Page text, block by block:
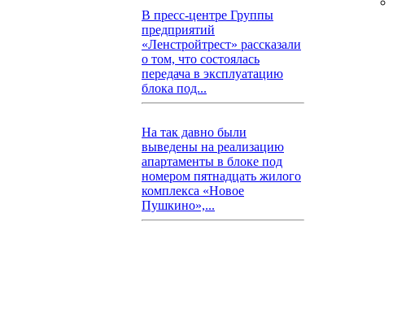
В пресс-центре Группы
предприятий
«Ленстройтрест» рассказали
о том, что состоялась
передача в эксплуатацию
блока под...
На так давно были
выведены на реализацию
апартаменты в блоке под
номером пятнадцать жилого
комплекса «Новое
Пушкино»,...